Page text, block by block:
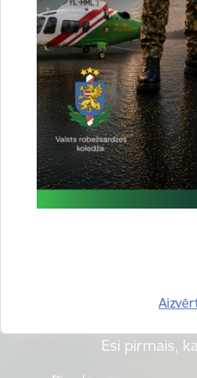
Vai šī informācija
Esi pirmais,